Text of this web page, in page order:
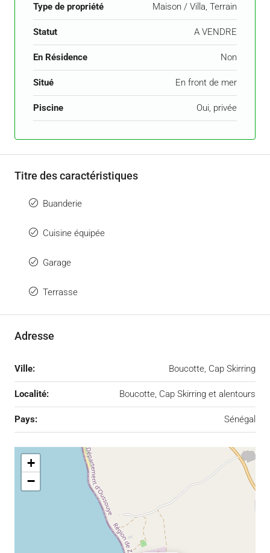
Type de propriété Maison / Villa, Terrain
Statut A VENDRE
En Résidence Non
Situé En front de mer
Piscine Oui, privée
Titre des caractéristiques
Buanderie
Cuisine équipée
Garage
Terrasse
Adresse
Ville: Boucotte, Cap Skirring
Localité: Boucotte, Cap Skirring et alentours
Pays: Sénégal
+
−